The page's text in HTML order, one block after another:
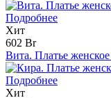
Подробнее
Хит
602 Br
Вита. Платье
Подробнее
Хит